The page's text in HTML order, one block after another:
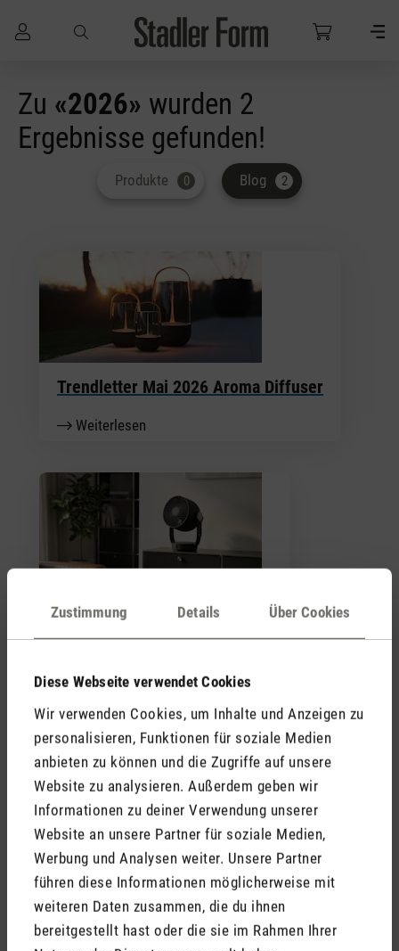
Zustimmung Details Über Cookies
Diese Webseite verwendet Cookies
Wir verwenden Cookies, um Inhalte und Anzeigen zu
personalisieren, Funktionen für soziale Medien
anbieten zu können und die Zugriffe auf unsere
Website zu analysieren. Außerdem geben wir
Informationen zu deiner Verwendung unserer
Website an unsere Partner für soziale Medien,
Werbung und Analysen weiter. Unsere Partner
führen diese Informationen möglicherweise mit
weiteren Daten zusammen, die du ihnen
bereitgestellt hast oder die sie im Rahmen Ihrer
Zu «2026» wurden 2
Ergebnisse gefunden!
Produkte 0 Blog 2
Trendletter Mai 2026 Aroma Diffuser
Weiterlesen
Trendletter Ventilatoren 2026
Weiterlesen
Stadler Form
Deine Vorteile
ab CHF 50
30 Tage